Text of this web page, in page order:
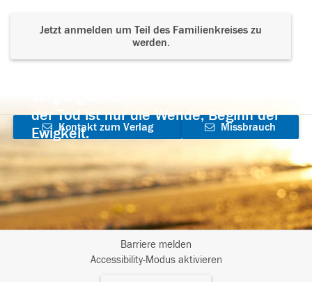
Jetzt anmelden um Teil des Familienkreises zu
werden.
der Tod ist nur die Wende, Beginn der
Ewigkeit.
Kontakt zum Verlag
aufnehmen
Missbrauch
Barriere melden
Accessibility-Modus aktivieren